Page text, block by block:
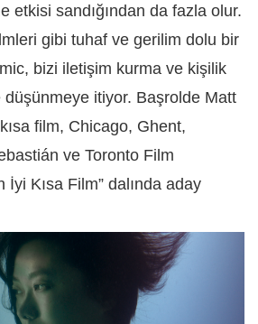
etkisi sandığından da fazla olur.
gibi tuhaf ve gerilim dolu bir
bizi iletişim kurma ve kişilik
düşünmeye itiyor. Başrolde Matt
film, Chicago, Ghent,
ve Toronto Film
İyi Kısa Film” dalında aday